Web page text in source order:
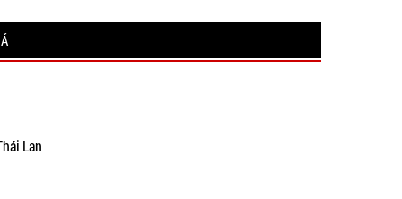
Lan